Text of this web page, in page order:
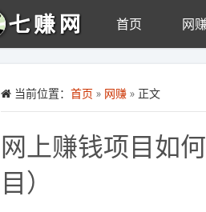
首页 网
当前位置： 首页 » 网赚 » 正文
网上赚钱项目如
目）